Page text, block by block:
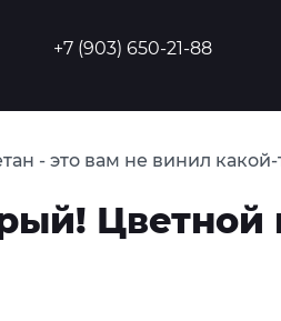
+7 (903) 650-21-88
- это вам не винил какой-
Цветной